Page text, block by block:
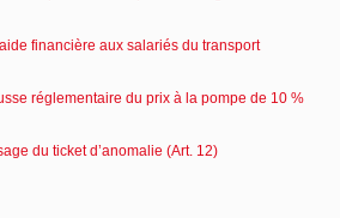
financière aux salariés du transport
réglementaire du prix à la pompe de 10 %
du ticket d’anomalie (Art. 12)